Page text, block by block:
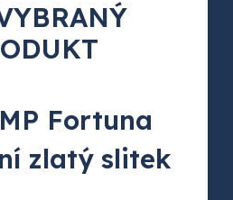
Fortuna
zlatý slitek